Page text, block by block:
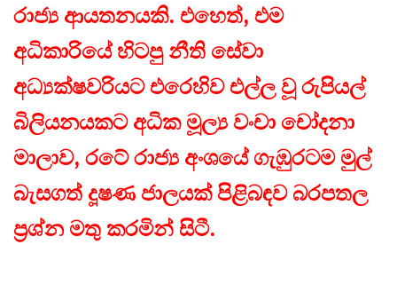
රාජ්‍ය ආයතනයකි. එහෙත්, එම
අධිකාරියේ හිටපු නීති සේවා
අධ්‍යක්ෂවරියට එරෙහිව එල්ල වූ රුපියල්
බිලියනයකට අධික මූල්‍ය වංචා චෝදනා
මාලාව, රටේ රාජ්‍ය අංශයේ ගැඹුරටම මුල්
බැසගත් දූෂණ ජාලයක් පිළිබඳව බරපතල
ප්‍රශ්න මතු කරමින් සිටී.